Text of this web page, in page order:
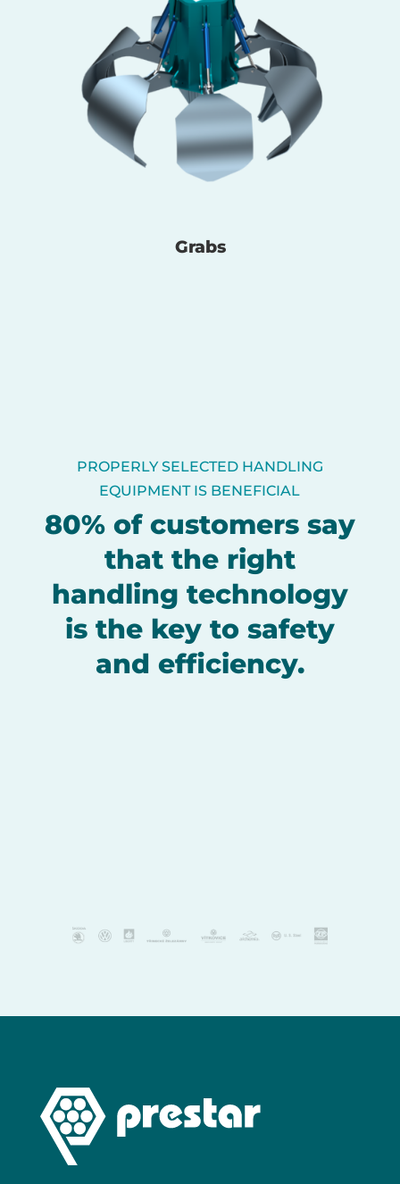
Grabs
PROPERLY SELECTED HANDLING
EQUIPMENT IS BENEFICIAL
80% of customers say
that the right
handling technology
is the key to safety
and efficiency.